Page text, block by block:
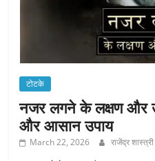
टोटके
नजर लगने के लक्षण और
और आसान उपाय
March 22, 2026 राजेंद्र शास्त्री